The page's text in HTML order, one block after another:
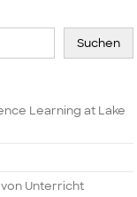
Suchen
Learning at Lake
Unterricht